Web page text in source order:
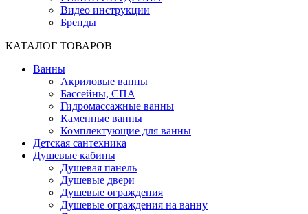
Видео инструкции
Бренды
КАТАЛОГ ТОВАРОВ
Ванны
Акриловые ванны
Бассейны, СПА
Гидромассажные ванны
Каменные ванны
Комплектующие для ванны
Детская сантехника
Душевые кабины
Душевая панель
Душевые двери
Душевые ограждения
Душевые ограждения на ванну